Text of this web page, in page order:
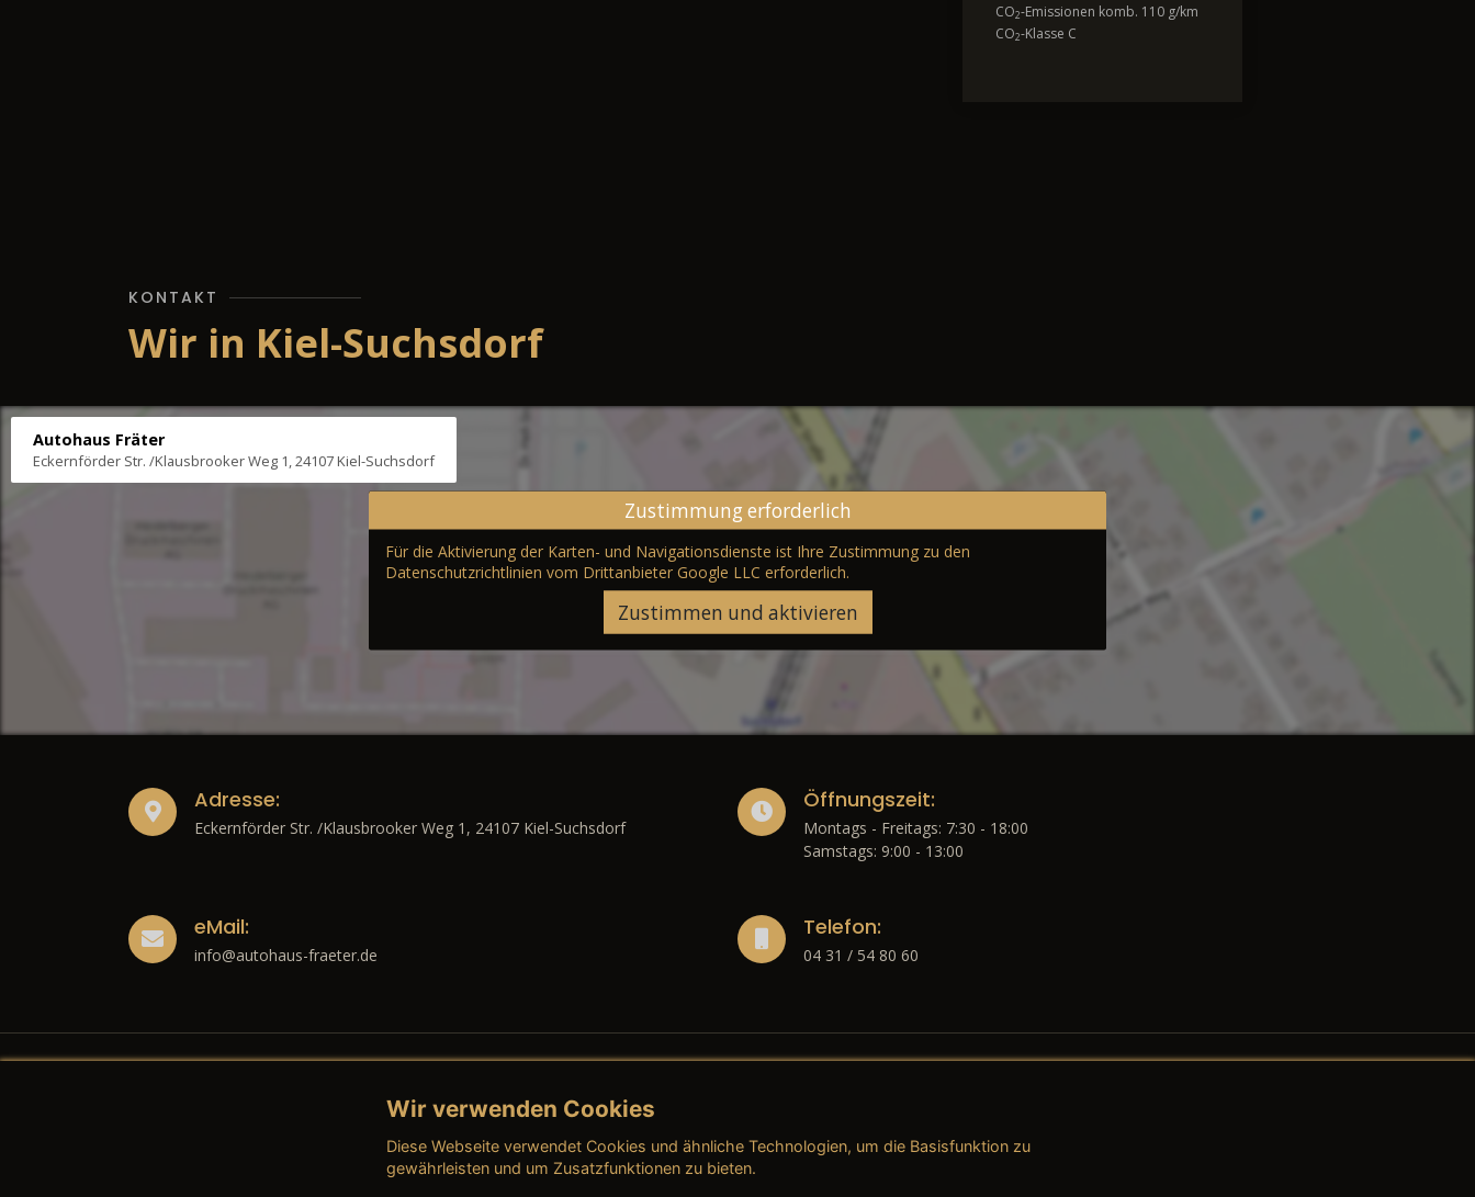
CO2-Emissionen komb. 110 g/km
CO2-Klasse C
KONTAKT
Wir in Kiel-Suchsdorf
Autohaus Fräter
Eckernförder Str. /Klausbrooker Weg 1, 24107 Kiel-Suchsdorf
Zustimmung erforderlich
Für die Aktivierung der Karten- und Navigationsdienste ist Ihre Zustimmung zu den
Datenschutzrichtlinien vom Drittanbieter Google LLC erforderlich.
Zustimmen und aktivieren
Adresse:
Eckernförder Str. /Klausbrooker Weg 1, 24107 Kiel-Suchsdorf
Öffnungszeit:
Montags - Freitags: 7:30 - 18:00
Samstags: 9:00 - 13:00
eMail:
info@autohaus-fraeter.de
Telefon:
04 31 / 54 80 60
Rechtliches
→ Impressum
→ AGB (Neuwagen)
→ AGB (Teile & Zubehör)
Wir verwenden Cookies
Diese Webseite verwendet Cookies und ähnliche Technologien, um die Basisfunktion zu
gewährleisten und um Zusatzfunktionen zu bieten.